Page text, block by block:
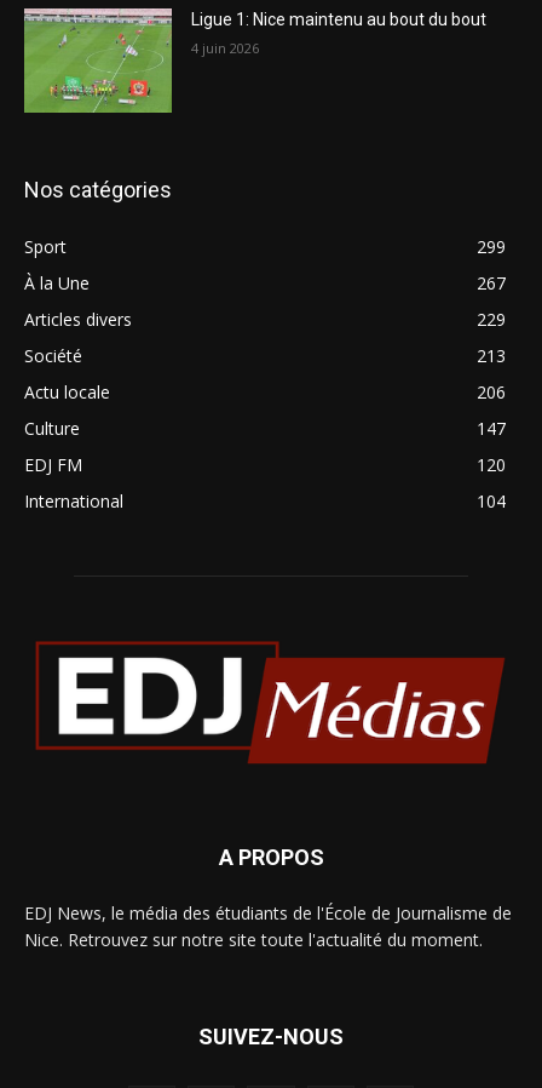
Ligue 1: Nice maintenu au bout du bout
4 juin 2026
Nos catégories
Sport
299
À la Une
267
Articles divers
229
Société
213
Actu locale
206
Culture
147
EDJ FM
120
International
104
A PROPOS
EDJ News, le média des étudiants de l'École de Journalisme de
Nice. Retrouvez sur notre site toute l'actualité du moment.
SUIVEZ-NOUS